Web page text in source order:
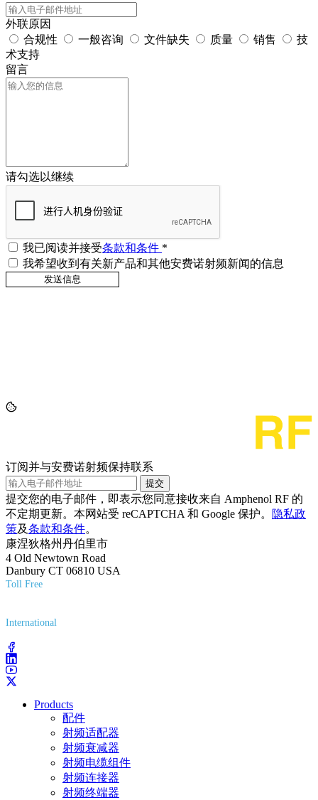
外联原因
合规性
一般咨询 文件缺失 质量 销售
技
术支持
留言
请勾选以继续
我已阅读并接受条款和条件 *
我希望收到有关新产品和其他安费诺射频新闻的信息
订阅并与安费诺射频保持联系
提交
提交您的电子邮件，即表示您同意接收来自 Amphenol RF 的
不定期更新。本网站受 reCAPTCHA 和 Google 保护。
隐私政
策及条款和条件。
康涅狄格州丹伯里市
4 Old Newtown Road
Danbury CT 06810 USA
Toll Free
International
Products
配件
射频适配器
射频衰减器
射频电缆组件
射频连接器
射频终端器